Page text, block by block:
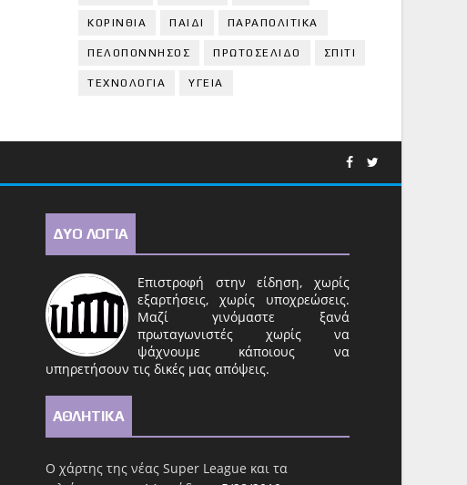
ΚΟΡΙΝΘΙA ΠΑΙΔΙ ΠΑΡΑΠΟΛΙΤΙΚΑ
ΠΕΛΟΠΟΝΝΗΣΟΣ ΠΡΩΤΟΣΕΛΙΔΟ ΣΠΙΤΙ
ΤΕΧΝΟΛΟΓΙΑ ΥΓΕΙΑ
ΔΥΟ ΛΟΓΙΑ
Επιστροφή στην είδηση, χωρίς
εξαρτήσεις, χωρίς υποχρεώσεις.
Μαζί γινόμαστε ξανά
πρωταγωνιστές χωρίς να
ψάχνουμε κάποιους να
υπηρετήσουν τις δικές μας απόψεις.
ΑΘΛΗΤΙΚΑ
Ο χάρτης της νέας Super League και τα